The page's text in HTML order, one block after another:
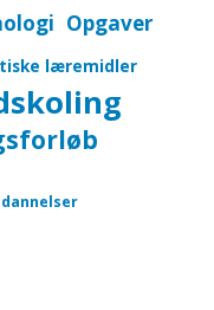
Opgaver
læremidler